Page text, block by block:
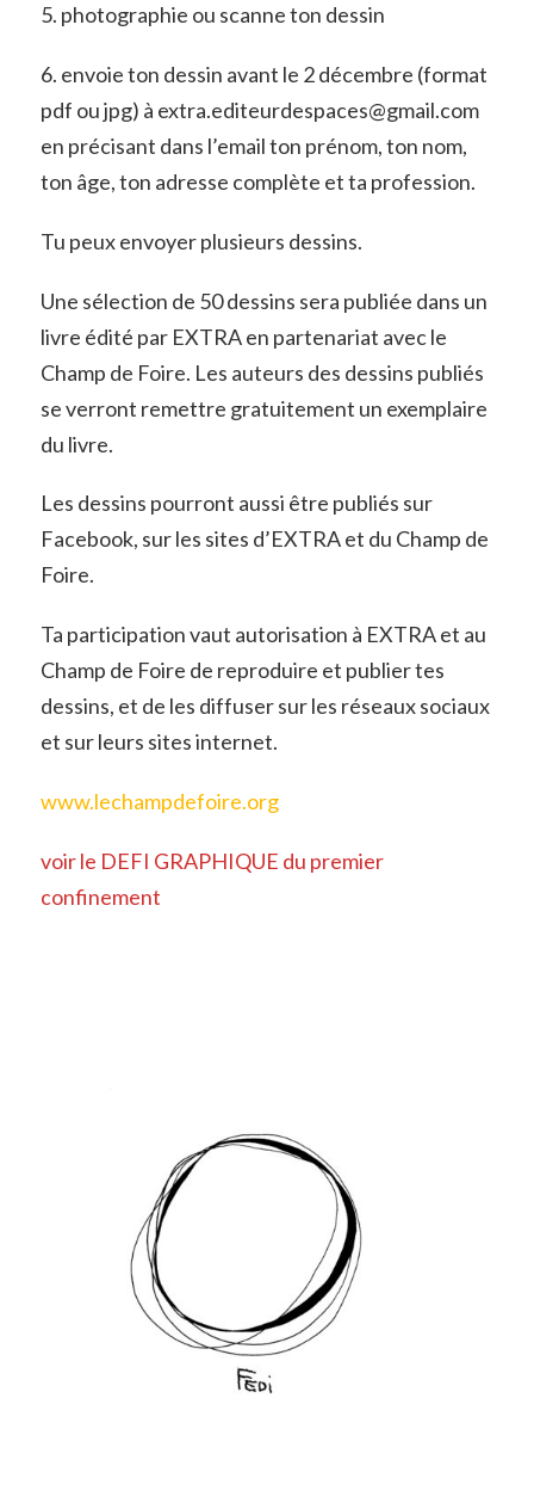
5. photographie ou scanne ton dessin
6. envoie ton dessin avant le 2 décembre (format
pdf ou jpg) à extra.editeurdespaces@gmail.com
en précisant dans l’email ton prénom, ton nom,
ton âge, ton adresse complète et ta profession.
Tu peux envoyer plusieurs dessins.
Une sélection de 50 dessins sera publiée dans un
livre édité par EXTRA en partenariat avec le
Champ de Foire. Les auteurs des dessins publiés
se verront remettre gratuitement un exemplaire
du livre.
Les dessins pourront aussi être publiés sur
Facebook, sur les sites d’EXTRA et du Champ de
Foire.
Ta participation vaut autorisation à EXTRA et au
Champ de Foire de reproduire et publier tes
dessins, et de les diffuser sur les réseaux sociaux
et sur leurs sites internet.
www.lechampdefoire.org
voir le DEFI GRAPHIQUE du premier
confinement